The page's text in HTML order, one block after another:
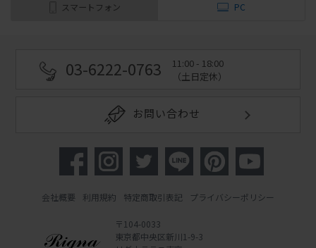
スマートフォン PC
03-6222-0763
11:00 - 18:00
（土日定休）
お問い合わせ
会社概要 利用規約 特定商取引表記 プライバシーポリシー
〒104-0033
東京都中央区新川1-9-3